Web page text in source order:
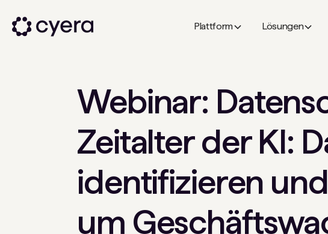
Plattform Lösungen
Webinar:
Zeitalter der KI:
identifizieren
um